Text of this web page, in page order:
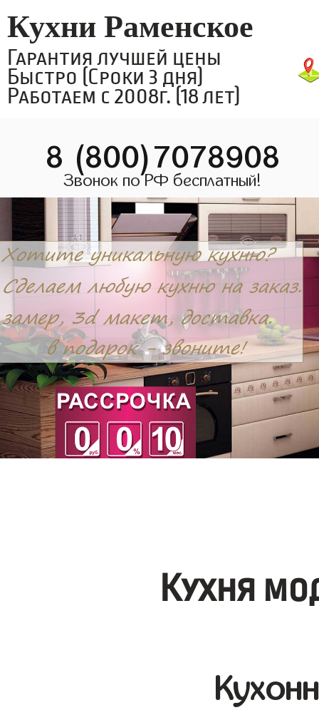
Кухни Раменское
Гарантия лучшей цены
Быстро (Сроки 3 дня)
Работаем с 2008г. (18 лет)
8 (800)7078908
Звонок по РФ бесплатный!
Кухня